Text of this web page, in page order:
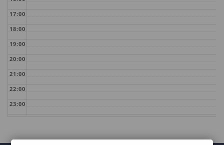
17:00
18:00
19:00
20:00
21:00
22:00
23:00